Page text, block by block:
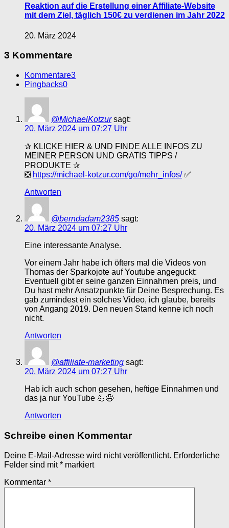
Reaktion auf die Erstellung einer Affiliate-Website
mit dem Ziel, täglich 150€ zu verdienen im Jahr 2022
20. März 2024
3 Kommentare
Kommentare3
Pingbacks0
@MichaelKotzur sagt:
20. März 2024 um 07:27 Uhr
✰ KLICKE HIER & UND FINDE ALLE INFOS ZU
MEINER PERSON UND GRATIS TIPPS /
PRODUKTE ✰
❎ https://michael-kotzur.com/go/mehr_infos/✅
Antworten
@berndadam2385 sagt:
20. März 2024 um 07:27 Uhr
Eine interessante Analyse.
Vor einem Jahr habe ich öfters mal die Videos von
Thomas der Sparkojote auf Youtube angeguckt:
Eventuell gibt er seine ganzen Einnahmen preis, und
Du hast mehr Ansatzpunkte für Deine Besprechung. Es
gab zumindest ein solches Video, ich glaube, bereits
von Angang 2019. Den neuen Stand kenne ich noch
nicht.
Antworten
@affiliate-marketing sagt:
20. März 2024 um 07:27 Uhr
Hab ich auch schon gesehen, heftige Einnahmen und
das ja nur YouTube 💪😅
Antworten
Schreibe einen Kommentar
Deine E-Mail-Adresse wird nicht veröffentlicht. Erforderliche
Felder sind mit* markiert
Kommentar *